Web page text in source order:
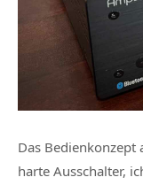
Das Bedienkonzept
harte Ausschalter,